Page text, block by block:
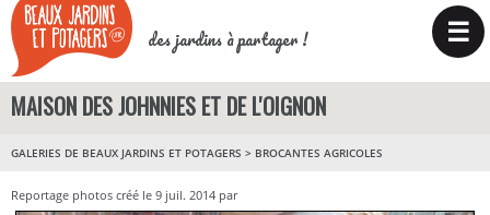
des jardins à partager ! ☰
MAISON DES JOHNNIES ET DE L'OIGNON
GALERIES DE BEAUX JARDINS ET POTAGERS > BROCANTES AGRICOLES
Reportage photos créé le 9 juil. 2014 par